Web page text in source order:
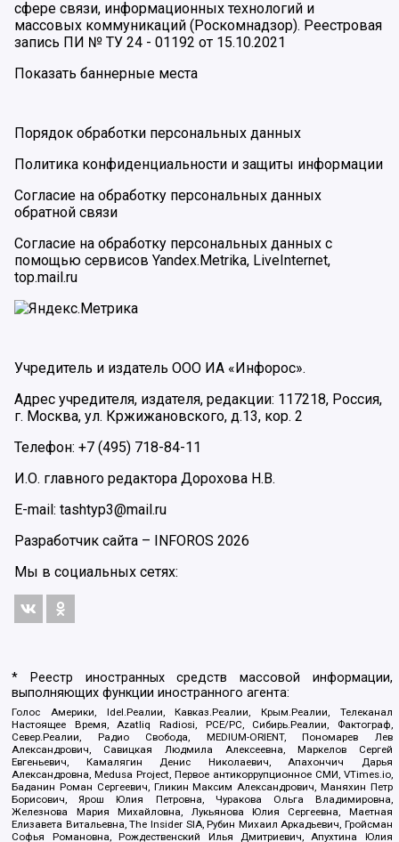
сфере связи, информационных технологий и
массовых коммуникаций (Роскомнадзор). Реестровая
запись ПИ № ТУ 24 - 01192 от 15.10.2021
Показать баннерные места
Порядок обработки персональных данных
Политика конфиденциальности и защиты информации
Согласие на обработку персональных данных
обратной связи
Согласие на обработку персональных данных с
помощью сервисов Yandex.Metrika, LiveInternet,
top.mail.ru
Учредитель и издатель ООО ИА «Инфорос».
Адрес учредителя, издателя, редакции: 117218, Россия,
г. Москва, ул. Кржижановского, д.13, кор. 2
Телефон: +7 (495) 718-84-11
И.О. главного редактора Дорохова Н.В.
E-mail: tashtyp3@mail.ru
Разработчик сайта – INFOROS 2026
Мы в социальных сетях:
* Реестр иностранных средств массовой информации,
выполняющих функции иностранного агента:
Голос Америки, Idel.Реалии, Кавказ.Реалии, Крым.Реалии, Телеканал
Настоящее Время, Azatliq Radiosi, PCE/PC, Сибирь.Реалии, Фактограф,
Север.Реалии, Радио Свобода, MEDIUM-ORIENT, Пономарев Лев
Александрович, Савицкая Людмила Алексеевна, Маркелов Сергей
Евгеньевич, Камалягин Денис Николаевич, Апахончич Дарья
Александровна, Medusa Project, Первое антикоррупционное СМИ, VTimes.io,
Баданин Роман Сергеевич, Гликин Максим Александрович, Маняхин Петр
Борисович, Ярош Юлия Петровна, Чуракова Ольга Владимировна,
Железнова Мария Михайловна, Лукьянова Юлия Сергеевна, Маетная
Елизавета Витальевна, The Insider SIA, Рубин Михаил Аркадьевич, Гройсман
Софья Романовна, Рождественский Илья Дмитриевич, Апухтина Юлия